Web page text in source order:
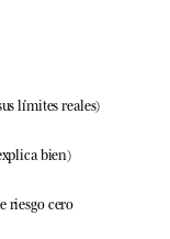
límites reales)
bien)
riesgo cero